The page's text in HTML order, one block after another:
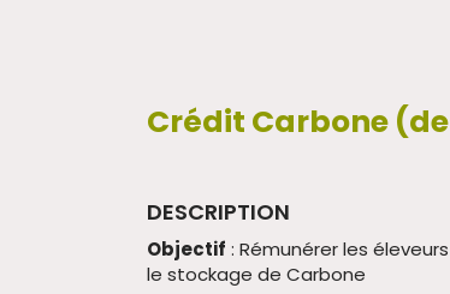
Crédit Carbone
DESCRIPTION
Objectif : Rémunérer les
le stockage de Carbone